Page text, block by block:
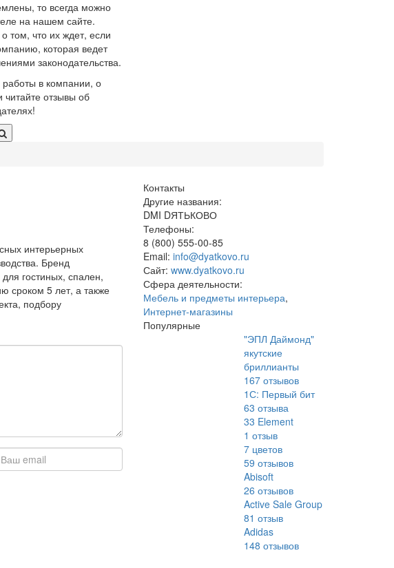
то всегда можно
на нашем сайте.
том, что их ждет, если
которая ведет
законодательства.
в компании, о
читайте отзывы об
интерьерных
Бренд
гостиных, спален,
сроком 5 лет, а также
подбору
Контакты
Другие названия:
DMI DЯТЬКОВО
Телефоны:
8 (800) 555-00-85
Email: info@dyatkovo.ru
Сайт: www.dyatkovo.ru
Сфера деятельности:
Мебель и предметы интерьера,
Интернет-магазины
Популярные
"ЭПЛ Даймонд"
якутские
бриллианты
167отзывов
1С: Первый бит
63 отзыва
33 Element
1 отзыв
7 цветов
59 отзывов
Abisoft
26 отзывов
Active Sale Group
81 отзыв
Adidas
148 отзывов